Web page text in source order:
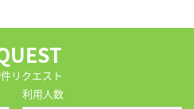
リクエスト
利用人数